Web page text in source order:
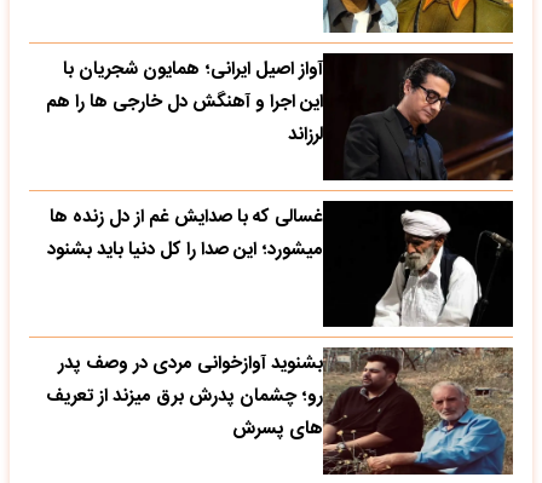
آواز اصیل ایرانی؛ همایون شجریان با
این اجرا و آهنگش دل خارجی ها را هم
لرزاند
غسالی که با صدایش غم از دل زنده ها
میشورد؛ این صدا را کل دنیا باید بشنود
بشنوید آوازخوانی مردی در وصف پدر
رو؛ چشمان پدرش برق میزند از تعریف
های پسرش